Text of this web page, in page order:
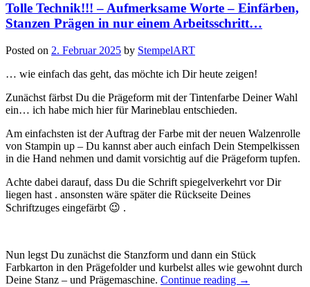
Embossing
Resist
Technique
Tolle Technik!!! – Aufmerksame Worte – Einfärben,
Stanzen Prägen in nur einem Arbeitsschritt…
Posted on 2. Februar 2025 by StempelART
… wie einfach das geht, das möchte ich Dir heute zeigen!
Zunächst färbst Du die Prägeform mit der Tintenfarbe Deiner Wahl
ein… ich habe mich hier für Marineblau entschieden.
Am einfachsten ist der Auftrag der Farbe mit der neuen Walzenrolle
von Stampin up – Du kannst aber auch einfach Dein Stempelkissen
in die Hand nehmen und damit vorsichtig auf die Prägeform tupfen.
Achte dabei darauf, dass Du die Schrift spiegelverkehrt vor Dir
liegen hast . ansonsten wäre später die Rückseite Deines
Schriftzuges eingefärbt 😉 .
Nun legst Du zunächst die Stanzform und dann ein Stück
Farbkarton in den Prägefolder und kurbelst alles wie gewohnt durch
Deine Stanz – und Prägemaschine. Continue reading „Tolle
→